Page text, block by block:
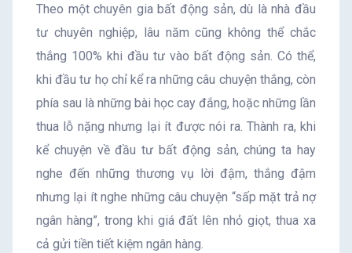
đất
nền
là
“ngon
ăn”
Theo một chuyên gia bất động sản, dù là nhà đầu
tư chuyên nghiệp, lâu năm cũng không thể chắc
thắng 100% khi đầu tư vào bất động sản. Có thể,
khi đầu tư họ chỉ kể ra những câu chuyện thắng, còn
phía sau là những bài học cay đắng, hoặc những lần
thua lỗ nặng nhưng lại ít được nói ra. Thành ra, khi
kể chuyện về đầu tư bất động sản, chúng ta hay
nghe đến những thương vụ lời đậm, thắng đậm
nhưng lại ít nghe những câu chuyện “sấp mặt trả nợ
ngân hàng”, trong khi giá đất lên nhỏ giọt, thua xa
cả gửi tiền tiết kiệm ngân hàng.